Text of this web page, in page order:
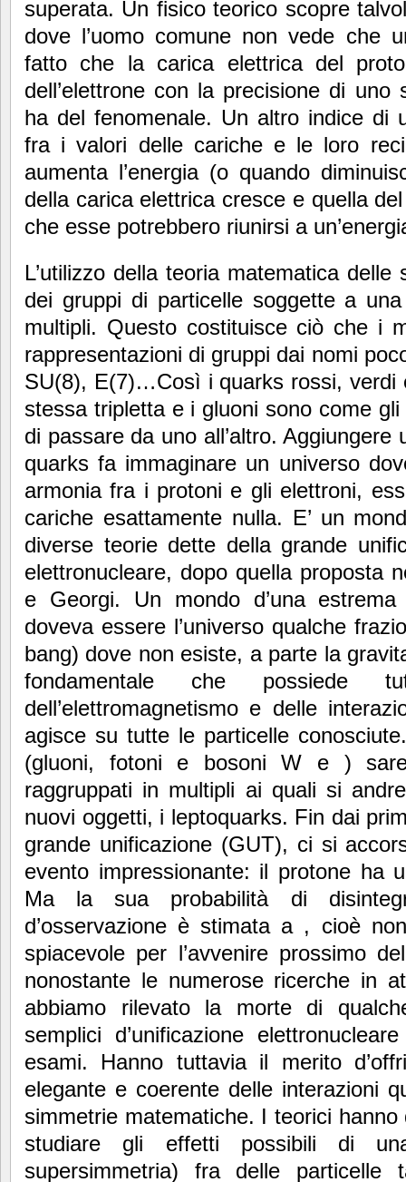
superata. Un fisico teorico scopre
dove l’uomo comune non vede che
fatto che la carica elettrica del
dell’elettrone con la precisione di
ha del fenomenale. Un altro indice di
fra i valori delle cariche e le loro
aumenta l’energia (o quando
della carica elettrica cresce e quella
che esse potrebbero riunirsi a
L’utilizzo della teoria matematica
dei gruppi di particelle soggette a
multipli. Questo costituisce ciò che i
rappresentazioni di gruppi dai nomi
SU(8), E(7)…Così i quarks rossi, verdi
stessa tripletta e i gluoni sono come
di passare da uno all’altro.
quarks fa immaginare un universo
armonia fra i protoni e gli elettroni,
cariche esattamente nulla. E’ un
diverse teorie dette della grande
elettronucleare, dopo quella proposta
e Georgi. Un mondo d’una estrema
doveva essere l’universo qualche
bang) dove non esiste, a parte la
fondamentale che possiede
dell’elettromagnetismo e delle
agisce su tutte le particelle
(gluoni, fotoni e bosoni W e )
raggruppati in multipli ai quali si
nuovi oggetti, i leptoquarks. Fin dai
grande unificazione (GUT), ci si
evento impressionante: il protone ha
Ma la sua probabilità di
d’osservazione è stimata a , cioè
spiacevole per l’avvenire prossimo
nonostante le numerose ricerche in
abbiamo rilevato la morte di
semplici d’unificazione
esami. Hanno tuttavia il merito
elegante e coerente delle interazioni
simmetrie matematiche. I teorici hanno
studiare gli effetti possibili di
supersimmetria) fra delle particelle